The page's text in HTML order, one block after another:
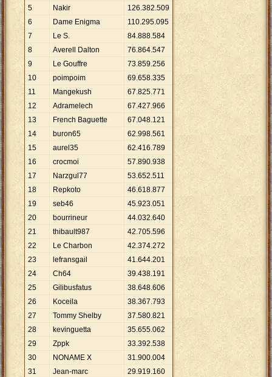
5
Nakir 126.382.509
6
Dame Enigma 110.295.095
7
Le S. 84.888.584
8
Averell Dalton 76.864.547
9
Le Gouffre 73.859.256
10
poimpoim 69.658.335
11
Mangekush 67.825.771
12
Adramelech 67.427.966
13
French Baguette 67.048.121
14
buron65 62.998.561
15
aurel35 62.416.789
16
crocmoi 57.890.938
17
Narzgul77 53.652.511
18
Repkoto 46.618.877
19
seb46 45.923.051
20
bourrineur 44.032.640
21
thibault987 42.705.596
22
Le Charbon 42.374.272
23
lefransgail 41.644.201
24
Ch64 39.438.191
25
Gilibusfatus 38.648.606
26
Koceila 38.367.793
27
Tommy Shelby 37.580.821
28
kevinguetta 35.655.062
29
Zppk 33.392.538
30
NONAME X 31.900.004
31
Jean-marc 29.919.160